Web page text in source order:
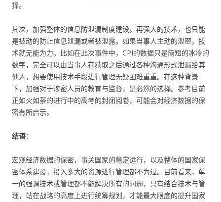
择。
其次，加强整体的信息防泄漏制度建设。再强大的技术，也只能
是被动的防止信息泄漏或者被泄露。如果当事人主动的泄密，技
术就无能为力。比如在此次事件中，CPI的数据只是简短的冰冷的
数字，完全可以由当事人在获取之后通过各种沟通形式泄漏给其
他人，想要使用技术手段进行管理无疑困难重重。在这种背景
下，加强对于涉密人员的教育与监督，是必然的选择。参考目前
正如火如荼的进行中的高考的封闭阅卷，可能会对经济数据的保
密有所启示。
结语：
宏观经济数据的保密，事关国家的稳定运行，以及整体的国家保
密体系建设，投入多大的资源进行管理都不为过。目前看来，单
一的强调技术或管理都不能解决所有的问题，只有结合技术与管
理，站在战略的高度上进行统筹规划，才能最大限度的提升国家